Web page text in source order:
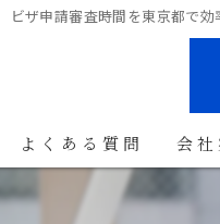
ビザ申請審査時間を東京都で
よくある質問 会社